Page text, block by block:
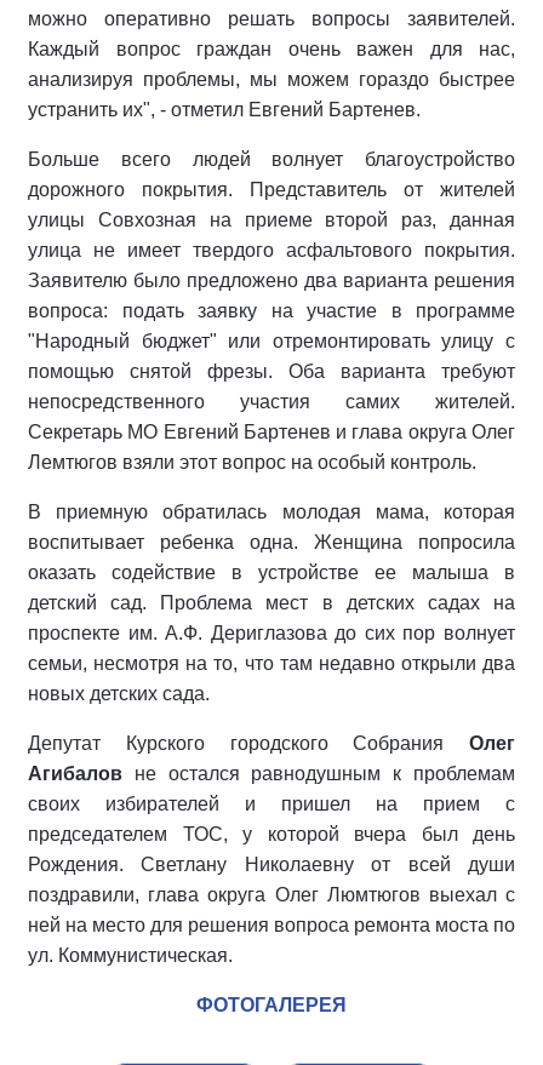
можно оперативно решать вопросы заявителей.
Каждый вопрос граждан очень важен для нас,
анализируя проблемы, мы можем гораздо быстрее
устранить их", - отметил Евгений Бартенев.
Больше всего людей волнует благоустройство
дорожного покрытия. Представитель от жителей
улицы Совхозная на приеме второй раз, данная
улица не имеет твердого асфальтового покрытия.
Заявителю было предложено два варианта решения
вопроса: подать заявку на участие в программе
"Народный бюджет" или отремонтировать улицу с
помощью снятой фрезы. Оба варианта требуют
непосредственного участия самих жителей.
Секретарь МО Евгений Бартенев и глава округа Олег
Лемтюгов взяли этот вопрос на особый контроль.
В приемную обратилась молодая мама, которая
воспитывает ребенка одна. Женщина попросила
оказать содействие в устройстве ее малыша в
детский сад. Проблема мест в детских садах на
проспекте им. А.Ф. Дериглазова до сих пор волнует
семьи, несмотря на то, что там недавно открыли два
новых детских сада.
Депутат Курского городского Собрания Олег
Агибалов не остался равнодушным к проблемам
своих избирателей и пришел на прием с
председателем ТОС, у которой вчера был день
Рождения. Светлану Николаевну от всей души
поздравили, глава округа Олег Люмтюгов выехал с
ней на место для решения вопроса ремонта моста по
ул. Коммунистическая.
ФОТОГАЛЕРЕЯ